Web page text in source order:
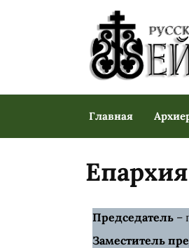
Главная
Епархия
Председатель –
Заместитель